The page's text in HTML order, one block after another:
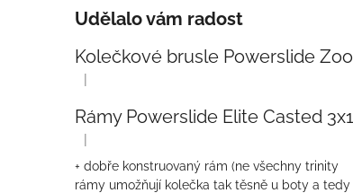
Udělalo vám radost
Hodnocení produktu je 5 z 5 hvězdiček.
|
Hodnocení produktu je 4 z 5 hvězdiček.
|
+ dobře konstruovaný rám (ne všechny trinity
rámy umožňují kolečka tak těsně u boty a tedy